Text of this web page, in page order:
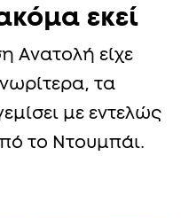
εκεί
Ανατολή είχε
τα
με εντελώς
το Ντουμπάι.